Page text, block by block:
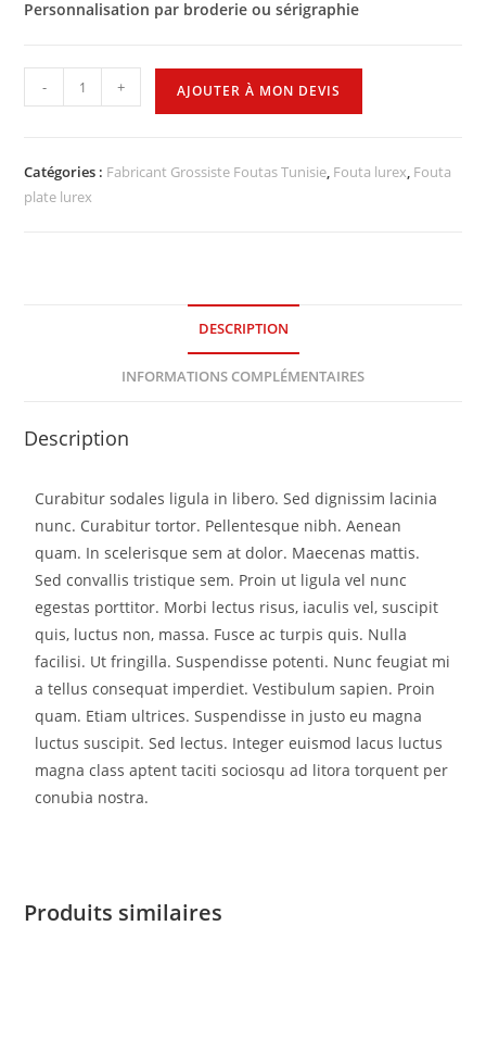
Personnalisation par broderie ou sérigraphie
- + AJOUTER À MON DEVIS
Catégories : Fabricant Grossiste Foutas Tunisie, Fouta lurex, Fouta
plate lurex
DESCRIPTION
INFORMATIONS COMPLÉMENTAIRES
Description
Curabitur sodales ligula in libero. Sed dignissim lacinia
nunc. Curabitur tortor. Pellentesque nibh. Aenean
quam. In scelerisque sem at dolor. Maecenas mattis.
Sed convallis tristique sem. Proin ut ligula vel nunc
egestas porttitor. Morbi lectus risus, iaculis vel, suscipit
quis, luctus non, massa. Fusce ac turpis quis. Nulla
facilisi. Ut fringilla. Suspendisse potenti. Nunc feugiat mi
a tellus consequat imperdiet. Vestibulum sapien. Proin
quam. Etiam ultrices. Suspendisse in justo eu magna
luctus suscipit. Sed lectus. Integer euismod lacus luctus
magna class aptent taciti sociosqu ad litora torquent per
conubia nostra.
Produits similaires